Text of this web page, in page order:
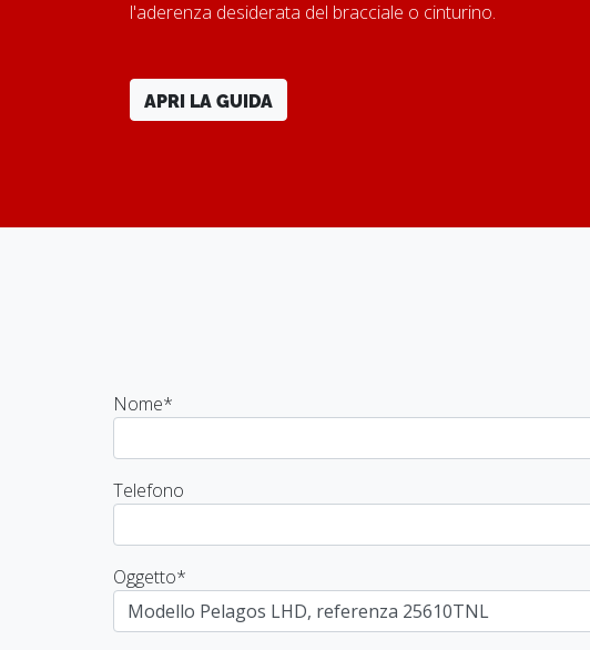
l'aderenza desiderata del bracciale o cinturino.
APRI LA GUIDA
Nome*
Telefono
Oggetto*